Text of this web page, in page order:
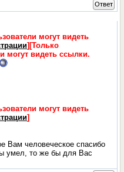
Ответ
могут видеть
] [Только
могут видеть ссылки.
могут видеть
]
Вам человеческое спасибо
умел, то же бы для Вас